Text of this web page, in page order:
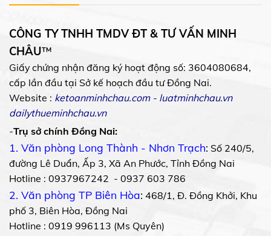
CÔNG TY TNHH TMDV ĐT & TƯ VẤN MINH
CHÂU™
Giấy chứng nhận đăng ký hoạt động số: 3604080684,
cấp lần đầu tại Sở kế hoạch đầu tư Đồng Nai.
Website : ketoanminhchau.com- luatminhchau.vn
dailythueminhchau.vn
-Trụ sở chính Đồng Nai:
1. Văn phòng Long Thành - Nhơn Trạch: Số 240/5,
đường Lê Duẩn, Ấp 3, Xã An Phước, Tỉnh Đồng Nai
Hotline : 0937967242 - 0937 603 786
2. Văn phòng TP Biên Hòa: 468/1, Đ. Đồng Khởi, Khu
phố 3, Biên Hòa, Đồng Nai
Hotline : 0919 996113 (Ms Quyên)